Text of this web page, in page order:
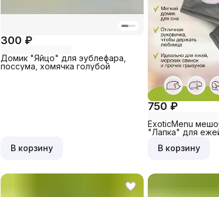
300 ₽
Домик "Яйцо" для эублефара,
поссума, хомячка голубой
В корзину
750 ₽
ExoticMenu
"Лапка" для
В корзину